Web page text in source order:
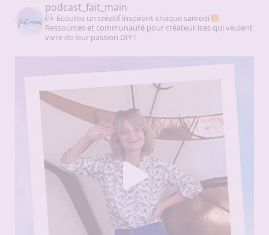
podcast_fait_main
Ecoutez un créatif inspirant chaque samedi
Ressources et communauté pour créateur.ices qui veulent
vivre de leur passion DIY !